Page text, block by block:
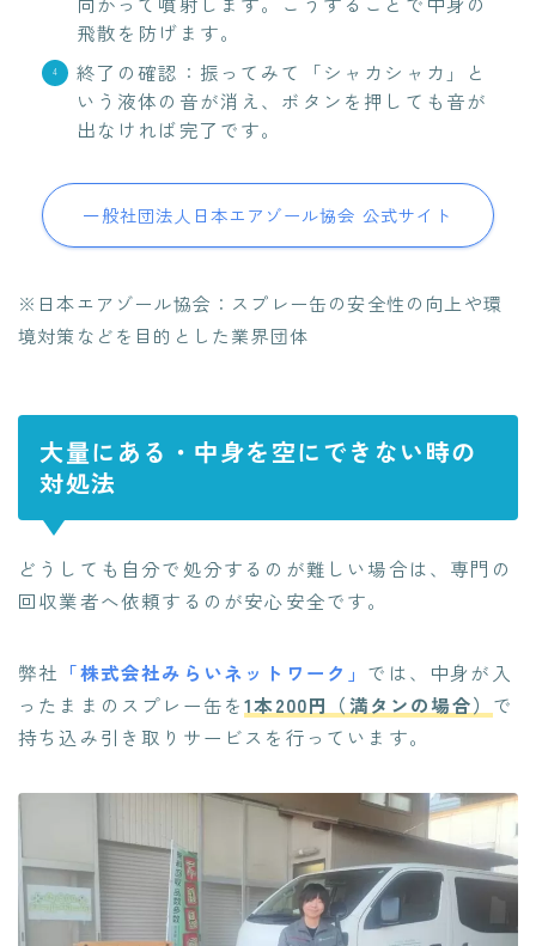
飛散を防げます。
終了の確認：振ってみて「シャカシャカ」と
いう液体の音が消え、ボタンを押しても音が
出なければ完了です。
一般社団法人日本エアゾール協会 公式サイト
※日本エアゾール協会：スプレー缶の安全性の向上や環
境対策などを目的とした業界団体
大量にある・中身を空にできない時の
対処法
どうしても自分で処分するのが難しい場合は、専門の
回収業者へ依頼するのが安心安全です。
弊社 「株式会社みらいネットワーク」 では、中身が入
ったままのスプレー缶を1本200円（満タンの場合） で
持ち込み引き取りサービスを行っています。